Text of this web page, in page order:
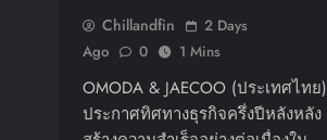
Chillandfin
2 Days
Ago
0 1 Mins
OMODA & JAECOO (ประเทศไทย)
ประกาศทิศทางธุรกิจครึ่งปีหลังหลัง